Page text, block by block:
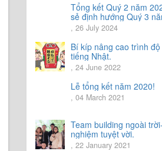
Tổng kết Quý 2 năm
sẻ định hướng Quý 3
, 26 July 2024
Bí kíp nâng cao trình
tiếng Nhật.
, 24 June 2022
Lễ tổng kết năm 2020!
, 04 March 2021
Team building ngoài
nghiệm tuyệt vời.
, 22 January 2021